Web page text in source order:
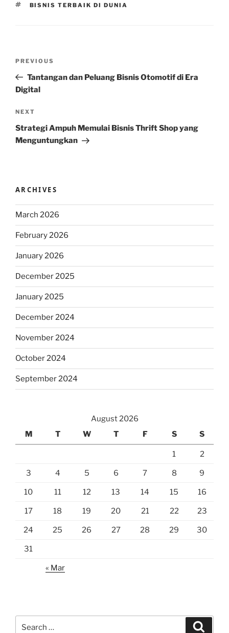
TAGS
BISNIS TERBAIK DI DUNIA
Previous
Post
PREVIOUS
Tantangan dan Peluang Bisnis Otomotif di Era
Digital
Next
Post
NEXT
Strategi Ampuh Memulai Bisnis Thrift Shop yang
Menguntungkan
ARCHIVES
March 2026
February 2026
January 2026
December 2025
January 2025
December 2024
November 2024
October 2024
September 2024
August 2026
M
T W T F S S
1 2
3 4 5 6 7 8 9
10 11 12 13 14 15 16
17 18 19 20 21 22 23
24 25 26 27 28 29 30
31
« Mar